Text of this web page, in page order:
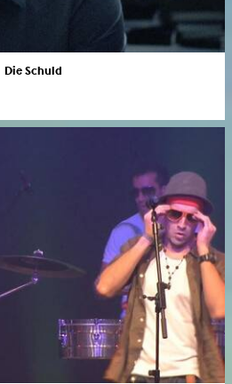
Die Schuld